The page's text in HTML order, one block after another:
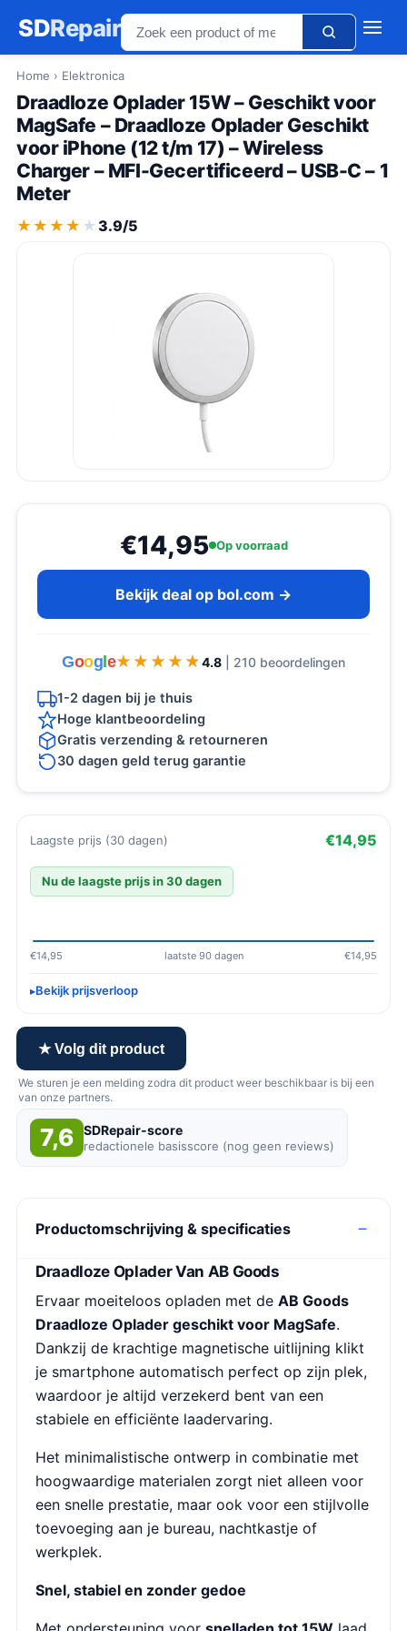
SDRepair
Home › Elektronica
Draadloze Oplader 15W – Geschikt voor
MagSafe – Draadloze Oplader Geschikt
voor iPhone (12 t/m 17) – Wireless
Charger – MFI-Gecertificeerd – USB-C – 1
Meter
★★★★★
★★★★★ 3.9/5
€14,95 Op voorraad
Bekijk deal op bol.com →
Goog e★★★★★
★★★★★ 4.8 | 210 beoordelingen
1-2 dagen bij je thuis
Hoge klantbeoordeling
Gratis verzending & retourneren
30 dagen geld terug garantie
Laagste prijs (30 dagen) €14,95
Nu de laagste prijs in 30 dagen
€14,95 laatste 90 dagen €14,95
Bekijk prijsverloop
★ Volg dit product
We sturen je een melding zodra dit product weer beschikbaar is bij een
van onze partners.
7,6 SDRepair-score
redactionele basisscore (nog geen reviews)
Productomschrijving & specificaties
Draadloze Oplader Van AB Goods
Ervaar moeiteloos opladen met de AB Goods
Draadloze Oplader geschikt voor MagSafe.
Dankzij de krachtige magnetische uitlijning klikt
je smartphone automatisch perfect op zijn plek,
waardoor je altijd verzekerd bent van een
stabiele en efficiënte laadervaring.
Het minimalistische ontwerp in combinatie met
hoogwaardige materialen zorgt niet alleen voor
een snelle prestatie, maar ook voor een stijlvolle
toevoeging aan je bureau, nachtkastje of
werkplek.
Snel, stabiel en zonder gedoe